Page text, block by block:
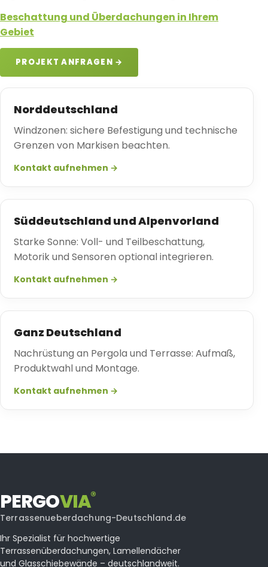
Beschattung und Überdachungen in Ihrem
Gebiet
PROJEKT ANFRAGEN →
Norddeutschland
Windzonen: sichere Befestigung und technische
Grenzen von Markisen beachten.
Kontakt aufnehmen →
Süddeutschland und Alpenvorland
Starke Sonne: Voll- und Teilbeschattung,
Motorik und Sensoren optional integrieren.
Kontakt aufnehmen →
Ganz Deutschland
Nachrüstung an Pergola und Terrasse: Aufmaß,
Produktwahl und Montage.
Kontakt aufnehmen →
PERGOVIA®
Terrassenueberdachung-Deutschland.de
Ihr Spezialist für hochwertige
Terrassenüberdachungen, Lamellendächer
und Glasschiebewände – deutschlandweit.